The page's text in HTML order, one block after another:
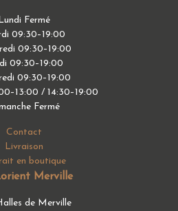
Fermé
09:30–19:00
09:30–19:00
09:30–19:00
09:30–19:00
/ 14:30–19:00
Fermé
Contact
Livraison
en boutique
Merville
de Merville